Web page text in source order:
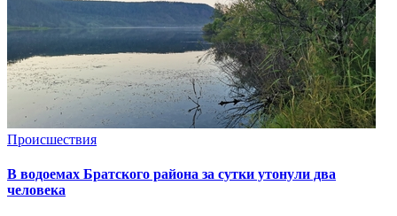
Происшествия
В водоемах Братского района за сутки утонули два
человека